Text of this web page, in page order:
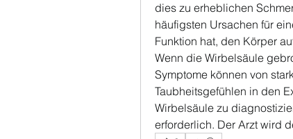
dies zu erheblichen
häufigsten Ursachen für
Funktion hat, den Körper
Wenn die Wirbelsäule
Symptome können von
Taubheitsgefühlen in den
Wirbelsäule zu
erforderlich. Der Arzt wird